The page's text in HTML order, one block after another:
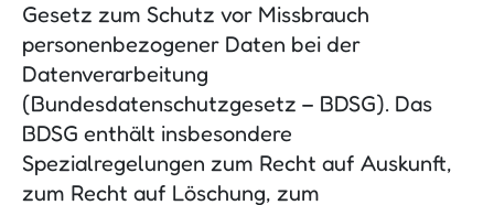
Gesetz zum Schutz vor Missbrauch
personenbezogener Daten bei der
Datenverarbeitung
(Bundesdatenschutzgesetz – BDSG). Das
BDSG enthält insbesondere
Spezialregelungen zum Recht auf Auskunft,
zum Recht auf Löschung, zum